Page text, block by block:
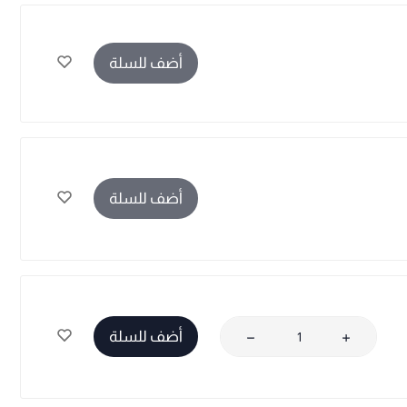
أضف للسلة
أضف للسلة
أضف للسلة